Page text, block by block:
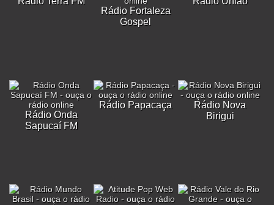
Rádio Fortaleza
Gospel
Rádio Onda
Sapucaí FM
Rádio Papacaça
Rádio Nova
Birigui